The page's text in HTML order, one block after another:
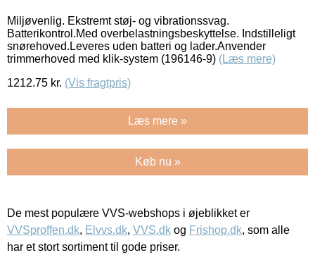
Miljøvenlig. Ekstremt støj- og vibrationssvag.
Batterikontrol.Med overbelastningsbeskyttelse. Indstilleligt
snørehoved.Leveres uden batteri og lader.Anvender
trimmerhoved med klik-system (196146-9) (Læs mere)
1212.75 kr. (Vis fragtpris)
Læs mere »
Køb nu »
De mest populære VVS-webshops i øjeblikket er
VVSproffen.dk, Elvvs.dk, VVS.dk og Frishop.dk, som alle
har et stort sortiment til gode priser.